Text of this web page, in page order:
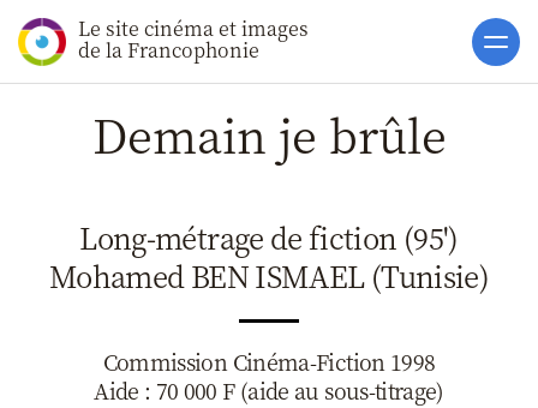
Le site cinéma et images
de la Francophonie Accueil
Actualités
Soutiens
Catalogue
Clap ACP
Boites à
Accès pro
Demain je brûle
Long-métrage de fiction (95')
Mohamed BEN ISMAEL (Tunisie)
Commission Cinéma-Fiction 1998
Aide : 70 000 F (aide au sous-titrage)